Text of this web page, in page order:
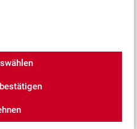
Egersdorf-Wachendorf
Cookie-Einstellungen